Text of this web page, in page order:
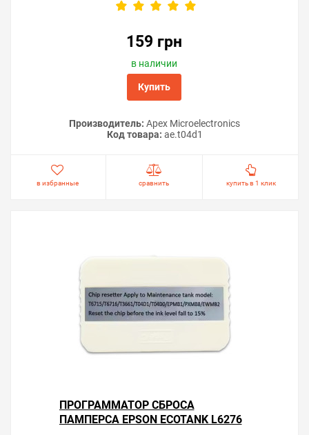
159 грн
в наличии
Купить
Производитель: Apex Microelectronics
Код товара: ae.t04d1
в избранные сравнить купить в 1 клик
ПРОГРАММАТОР СБРОСА
ПАМПЕРСА EPSON ECOTANK L6276